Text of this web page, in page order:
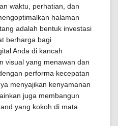
waktu, perhatian, dan
halaman
adalah bentuk investasi
berharga bagi
Anda di kancah
visual yang menawan dan
performa kecepatan
menyajikan kenyamanan
juga membangun
yang kokoh di mata